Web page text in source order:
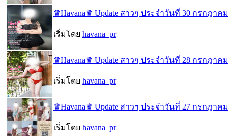
♛Havana♛ Update สาวๆ ประจำวันที่ 30 กรกฎาคม
เริ่มโดย havana_pr
♛Havana♛ Update สาวๆ ประจำวันที่ 28 กรกฎาคม
เริ่มโดย havana_pr
♛Havana♛ Update สาวๆ ประจำวันที่ 27 กรกฎาคม
เริ่มโดย havana_pr